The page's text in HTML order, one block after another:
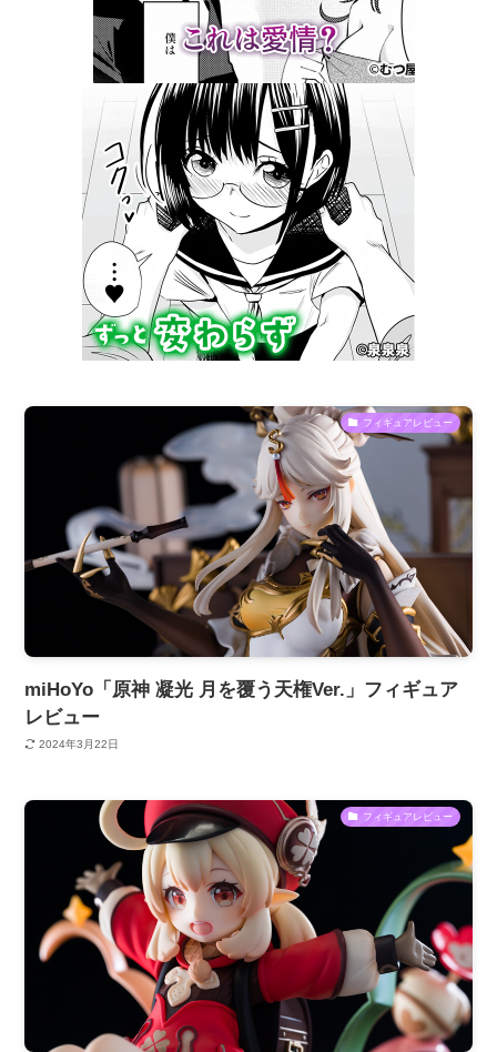
フィギュアレビュー
miHoYo「原神 凝光 月を覆う天権Ver.」フィギュア
レビュー
2024年3月22日
フィギュアレビュー